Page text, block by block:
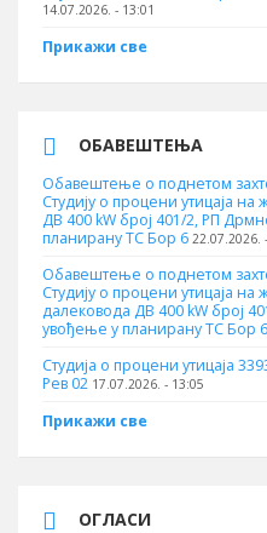
14.07.2026. - 13:01
Прикажи све
ОБАВЕШТЕЊА
Обавештење о поднетом
Студију о процени утицаја
ДВ 400 kW број 401/2, РП
планирану ТС Бор 6 22.07.2026.
Обавештење о поднетом
Студију о процени утицаја на
далековода ДВ 400 kW број
увођење у планирану ТС Бор 6
Студија о процени утицаја
Рев 02 17.07.2026. - 13:05
Прикажи све
ОГЛАСИ